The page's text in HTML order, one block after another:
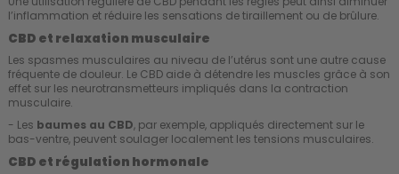
l’inflammation et réduire les sensations de tiraillement ou de brûlure.
CBD et relaxation musculaire
Les spasmes musculaires au niveau de l’utérus sont une autre cause
fréquente de douleur. Le CBD aide à détendre les muscles grâce à son
effet sur les neurotransmetteurs impliqués dans la contraction
musculaire.
- Les baumes au CBD, par exemple, appliqués directement sur le
bas-ventre, peuvent soulager localement les tensions musculaires.
CBD et régulation hormonale